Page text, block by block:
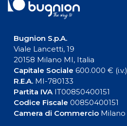
Bugnion S.p.A.
Viale Lancetti, 19
20158 Milano MI, Italia
Capitale Sociale 600.000 € (i.v.)
R.E.A.MI-780133
Partita IVAIT00850400151
Codice Fiscale 00850400151
Camera di CommercioMilano